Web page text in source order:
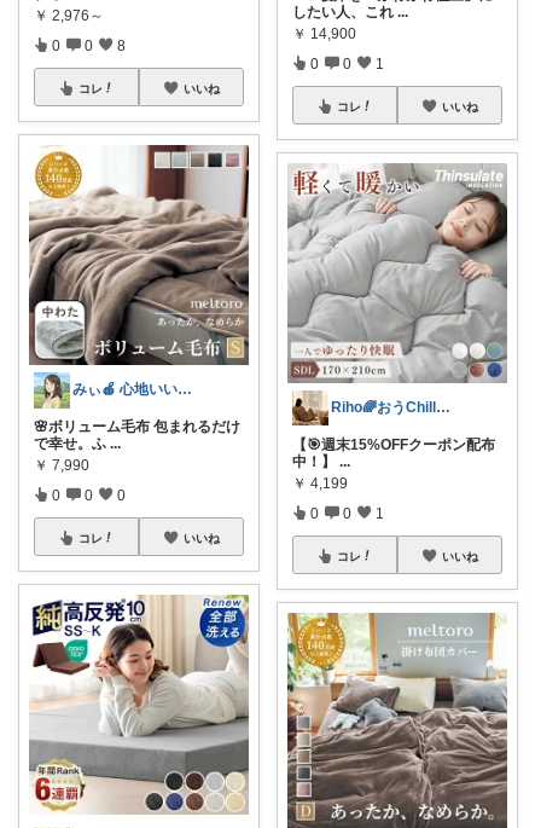
￥ 2,976～
0 0 8
コレ いいね
みぃ🍎 心地いい暮らし
🌸ボリューム毛布 包まれるだけ
で幸せ。ふ ...
￥ 7,990
0 0 0
コレ いいね
したい人、これ ...
￥ 14,900
0 0 1
コレ いいね
Riho🌈おうChill★グッズ
【🎯週末15%OFFクーポン配布
中！】 ...
￥ 4,199
0 0 1
コレ いいね